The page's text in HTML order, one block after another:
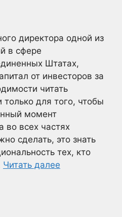
директора одной из
в сфере
Штатах,
от инвесторов за
читать
для того, чтобы
момент
во всех частях
сделать, это знать
тех, кто
Читать далее